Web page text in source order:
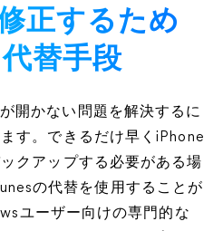
正するため
替手段
開かない問題を解決するに
す。できるだけ早くiPhone
クアップする必要がある場
の代替を使用することが
ユーザー向けの専門的な